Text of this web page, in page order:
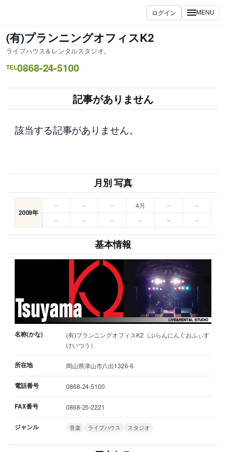
を
ス
キ
ッ
ログイン MENU
(有)プランニングオフィスK2
ライブハウス＆レンタルスタジオ。
TEL0868-24-5100
記事がありません
該当する記事がありません。
月別 写真
2009年
– – – 4月 –
–
–
– – – – –
基本情報
名称(かな)
(有)プランニングオフィスK2（ぷらんにんぐおふぃす
けいつう）
所在地 岡山県津山市八出1326-6
電話番号 0868-24-5100
FAX番号 0868-25-2221
ジャンル 音楽 ライブハウス スタジオ